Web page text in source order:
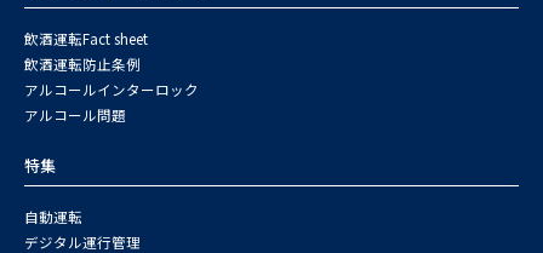
飲酒運転Fact sheet
飲酒運転防止条例
アルコールインターロック
アルコール問題
特集
自動運転
デジタル運行管理